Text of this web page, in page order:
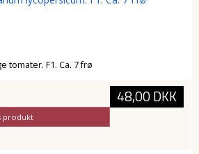
tomater. F1. Ca. 7 frø
48,00 DKK
produkt